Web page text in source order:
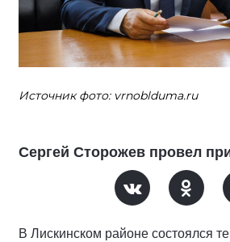
Источник фото: vrnoblduma.ru
Сергей Сторожев провел
В Лискинском районе состоялся